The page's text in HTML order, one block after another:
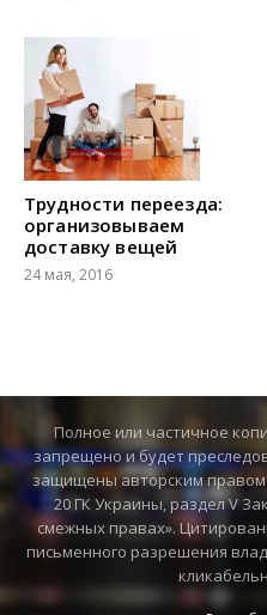
Трудности переезда:
организовываем
доставку вещей
24 мая, 2016
Полное или частичное
запрещено и будет
защищены авторским правом
20 ГК Украины, раздел V
смежных правах».
письменного разрешения